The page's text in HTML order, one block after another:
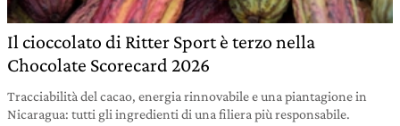
Il cioccolato di Ritter Sport è terzo nella
Chocolate Scorecard 2026
Tracciabilità del cacao, energia rinnovabile e una piantagione in
Nicaragua: tutti gli ingredienti di una filiera più responsabile.